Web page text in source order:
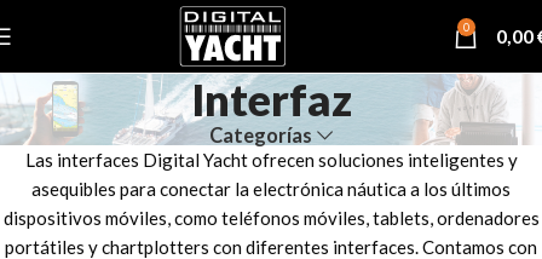
0 0,00
Interfaz
Categorías
Las interfaces Digital Yacht ofrecen soluciones inteligentes y
asequibles para conectar la electrónica náutica a los últimos
dispositivos móviles, como teléfonos móviles, tablets, ordenadores
portátiles y chartplotters con diferentes interfaces. Contamos con